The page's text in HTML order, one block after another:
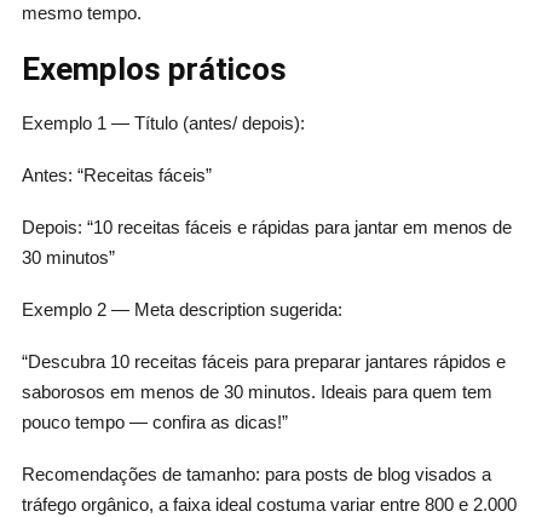
mesmo tempo.
Exemplos práticos
Exemplo 1 — Título (antes/ depois):
Antes: “Receitas fáceis”
Depois: “10 receitas fáceis e rápidas para jantar em menos de
30 minutos”
Exemplo 2 — Meta description sugerida:
“Descubra 10 receitas fáceis para preparar jantares rápidos e
saborosos em menos de 30 minutos. Ideais para quem tem
pouco tempo — confira as dicas!”
Recomendações de tamanho: para posts de blog visados a
tráfego orgânico, a faixa ideal costuma variar entre 800 e 2.000